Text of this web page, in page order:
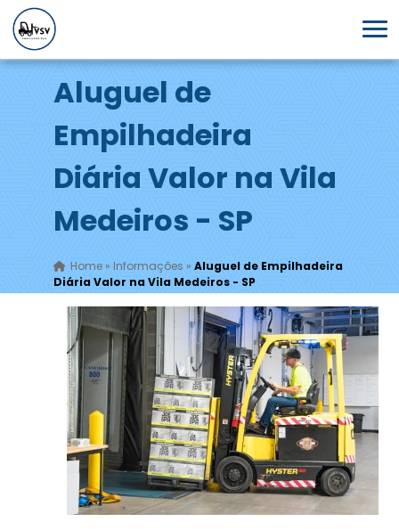
Aluguel de
Empilhadeira
Diária Valor na Vila
Medeiros - SP
Home» Informações » Aluguel de Empilhadeira
Diária Valor na Vila Medeiros - SP